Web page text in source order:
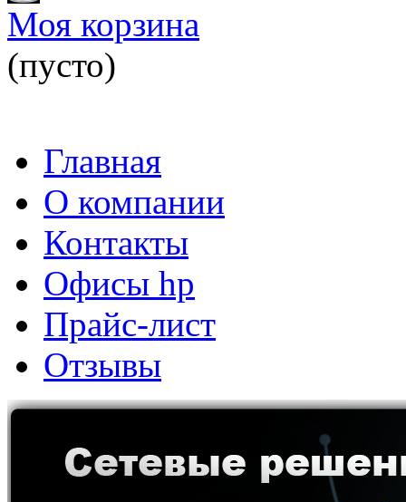
Моя корзина
(пусто)
Главная
О компании
Контакты
Офисы hp
Прайс-лист
Отзывы